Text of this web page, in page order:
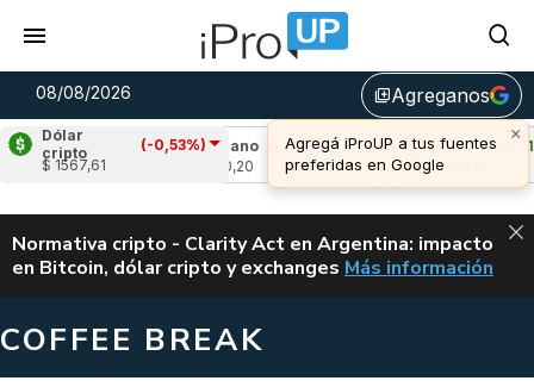
08/08/2026 library_addAgreganos
×
Agregá iProUP a tus fuentes
preferidas en Google
Dólar
cripto
(-0,53%)
$ 1567,61
Cardano
(-1,15%)
Avalanche
u$s 6,52
ALERTA
Normativa cripto - Clarity Act en Argentina: impacto
en Bitcoin, dólar cripto y exchanges CLARITY ACT EN
Más información
COFFEE BREAK